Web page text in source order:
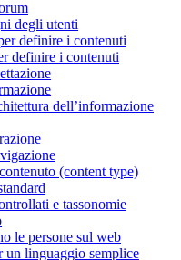
degli utenti
definire i contenuti
definire i contenuti
dell’informazione
(content type)
e tassonomie
le persone sul web
un linguaggio semplice